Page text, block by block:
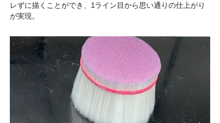
レずに描くことができ、1ライン目から思い通りの仕上がり
が実現。